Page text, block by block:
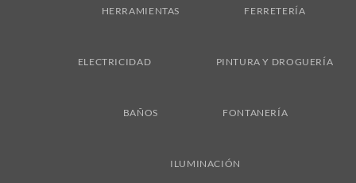
HERRAMIENTAS FERRETERÍA
ELECTRICIDAD PINTURA Y DROGUERÍA
BAÑOS FONTANERÍA
ILUMINACIÓN